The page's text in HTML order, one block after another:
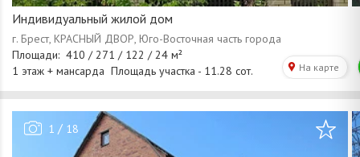
Индивидуальный жилой дом
1 / 18